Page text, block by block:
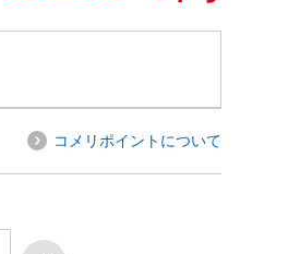
コメリポイントについて